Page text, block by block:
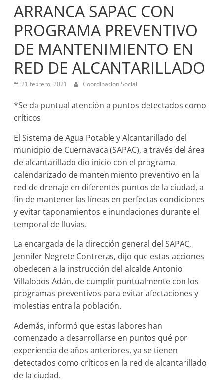
Potable
Alcantarillado
Municipio
de
Cuernavaca
ARRANCA SAPAC CON
PROGRAMA PREVENTIVO
DE MANTENIMIENTO EN
RED DE ALCANTARILLADO
21 febrero, 2021 Coordinacion Social
*Se da puntual atención a puntos detectados como
críticos
El Sistema de Agua Potable y Alcantarillado del
municipio de Cuernavaca (SAPAC), a través del área
de alcantarillado dio inicio con el programa
calendarizado de mantenimiento preventivo en la
red de drenaje en diferentes puntos de la ciudad, a
fin de mantener las líneas en perfectas condiciones
y evitar taponamientos e inundaciones durante el
temporal de lluvias.
La encargada de la dirección general del SAPAC,
Jennifer Negrete Contreras, dijo que estas acciones
obedecen a la instrucción del alcalde Antonio
Villalobos Adán, de cumplir puntualmente con los
programas preventivos para evitar afectaciones y
molestias entra la población.
Además, informó que estas labores han
comenzado a desarrollarse en puntos qué por
experiencia de años anteriores, ya se tienen
detectados como críticos en la red de alcantarillado
de la ciudad.